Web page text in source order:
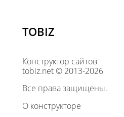
TOBIZ
Конструктор сайтов
tobiz.net © 2013-2026
Все права защищены.
О конструкторе